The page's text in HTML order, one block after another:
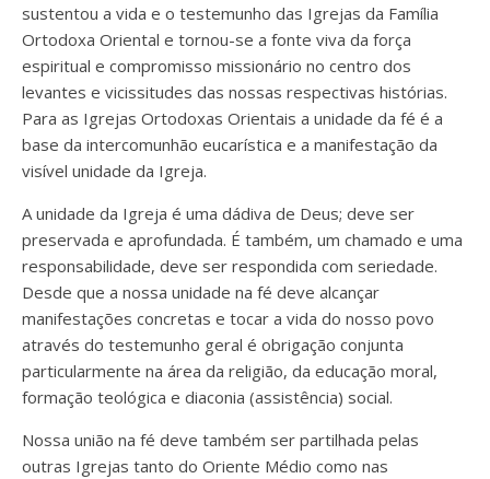
sustentou a vida e o testemunho das Igrejas da Família
Ortodoxa Oriental e tornou-se a fonte viva da força
espiritual e compromisso missionário no centro dos
levantes e vicissitudes das nossas respectivas histórias.
Para as Igrejas Ortodoxas Orientais a unidade da fé é a
base da intercomunhão eucarística e a manifestação da
visível unidade da Igreja.
A unidade da Igreja é uma dádiva de Deus; deve ser
preservada e aprofundada. É também, um chamado e uma
responsabilidade, deve ser respondida com seriedade.
Desde que a nossa unidade na fé deve alcançar
manifestações concretas e tocar a vida do nosso povo
através do testemunho geral é obrigação conjunta
particularmente na área da religião, da educação moral,
formação teológica e diaconia (assistência) social.
Nossa união na fé deve também ser partilhada pelas
outras Igrejas tanto do Oriente Médio como nas